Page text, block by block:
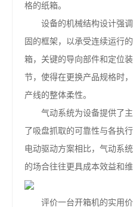
格的纸箱。
设备的机械结构设计强调
固的框架，以承受连续运行
箱，关键的导向部件和定位
节，使得在更换产品规格时
产线的整体柔性。
气动系统为设备提供了主
了吸盘抓取的可靠性与各执
电动驱动方案相比，气动系
的场合往往更具成本效益和维
评价一台开箱机的实用价